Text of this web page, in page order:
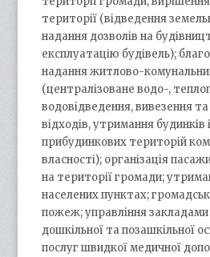
території (відведення
надання дозволів на
експлуатацію будівель);
надання житлово-
(централізоване водо-,
водовідведення, вивезення та
відходів, утримання будинків
прибудинкових територій
власності); організація
на території громади;
населених пунктах;
пожеж; управління закладами
дошкільної та позашкільної
послуг швидкої медичної